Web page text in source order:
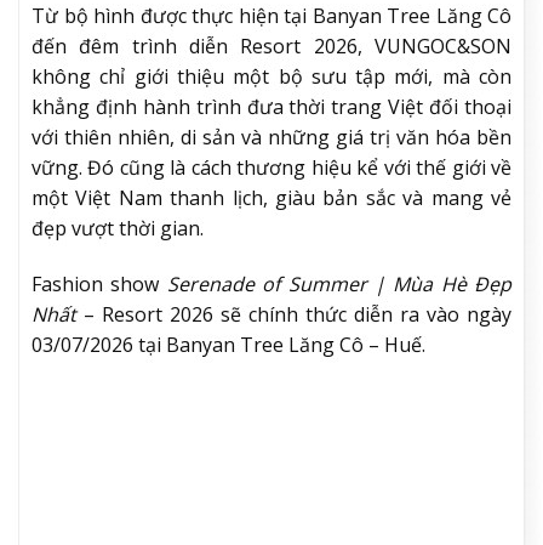
Từ bộ hình được thực hiện tại Banyan Tree Lăng Cô
đến đêm trình diễn Resort 2026, VUNGOC&SON
không chỉ giới thiệu một bộ sưu tập mới, mà còn
khẳng định hành trình đưa thời trang Việt đối thoại
với thiên nhiên, di sản và những giá trị văn hóa bền
vững. Đó cũng là cách thương hiệu kể với thế giới về
một Việt Nam thanh lịch, giàu bản sắc và mang vẻ
đẹp vượt thời gian.
Fashion show Serenade of Summer | Mùa Hè Đẹp
Nhất– Resort 2026 sẽ chính thức diễn ra vào ngày
03/07/2026 tại Banyan Tree Lăng Cô – Huế.